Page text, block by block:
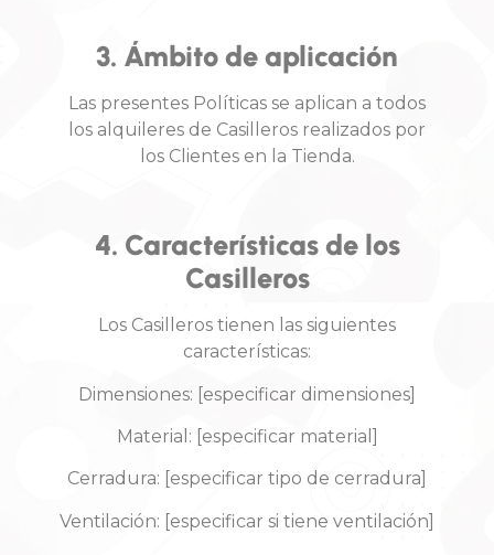
3. Ámbito de aplicación
Las presentes Políticas se aplican a todos
los alquileres de Casilleros realizados por
los Clientes en la Tienda.
4. Características de los
Casilleros
Los Casilleros tienen las siguientes
características:
Dimensiones: [especificar dimensiones]
Material: [especificar material]
Cerradura: [especificar tipo de cerradura]
Ventilación: [especificar si tiene ventilación]